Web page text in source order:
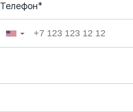
Телефон*
▼